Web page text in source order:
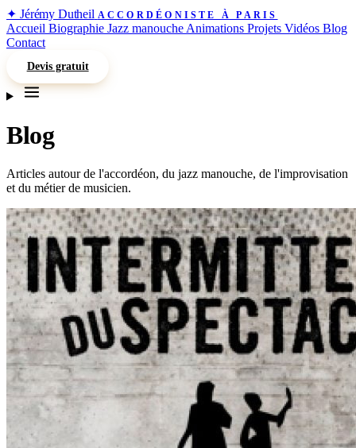
✦ Jérémy Dutheil ACCORDÉONISTE À PARIS
Accueil Biographie Jazz manouche Animations Projets Vidéos Blog
Contact
Devis gratuit
Blog
Articles autour de l'accordéon, du jazz manouche, de l'improvisation
et du métier de musicien.